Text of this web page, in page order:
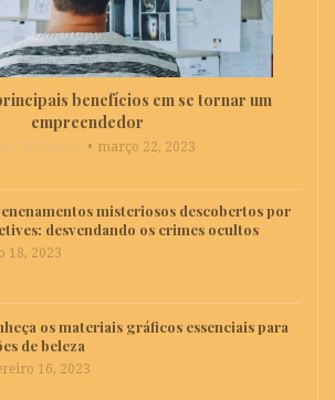
benefícios em se tornar um
empreendedor
março 22, 2023
misteriosos descobertos por
desvendando os crimes ocultos
18, 2023
os materiais gráficos essenciais para
de beleza
16, 2023